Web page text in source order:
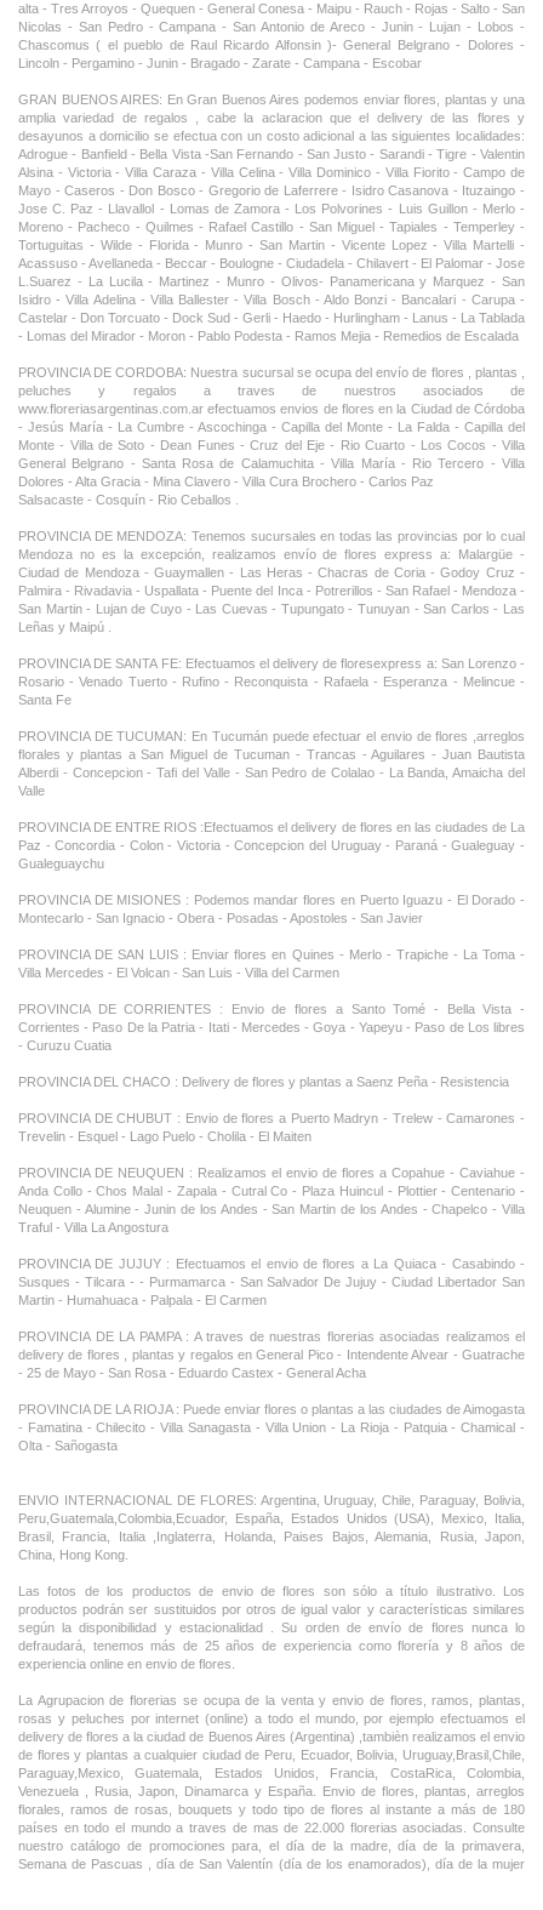
alta - Tres Arroyos - Quequen - General Conesa - Maipu - Rauch - Rojas - Salto - San
Nicolas - San Pedro - Campana - San Antonio de Areco - Junin - Lujan - Lobos -
Chascomus ( el pueblo de Raul Ricardo Alfonsin )- General Belgrano - Dolores -
Lincoln - Pergamino - Junin - Bragado - Zarate - Campana - Escobar
GRAN BUENOS AIRES: En Gran Buenos Aires podemos enviar flores, plantas y una
amplia variedad de regalos , cabe la aclaracion que el delivery de las flores y
desayunos a domicilio se efectua con un costo adicional a las siguientes localidades:
Adrogue - Banfield - Bella Vista -San Fernando - San Justo - Sarandi - Tigre - Valentin
Alsina - Victoria - Villa Caraza - Villa Celina - Villa Dominico - Villa Fiorito - Campo de
Mayo - Caseros - Don Bosco - Gregorio de Laferrere - Isidro Casanova - Ituzaingo -
Jose C. Paz - Llavallol - Lomas de Zamora - Los Polvorines - Luis Guillon - Merlo -
Moreno - Pacheco - Quilmes - Rafael Castillo - San Miguel - Tapiales - Temperley -
Tortuguitas - Wilde - Florida - Munro - San Martin - Vicente Lopez - Villa Martelli -
Acassuso - Avellaneda - Beccar - Boulogne - Ciudadela - Chilavert - El Palomar - Jose
L.Suarez - La Lucila - Martinez - Munro - Olivos- Panamericana y Marquez - San
Isidro - Villa Adelina - Villa Ballester - Villa Bosch - Aldo Bonzi - Bancalari - Carupa -
Castelar - Don Torcuato - Dock Sud - Gerli - Haedo - Hurlingham - Lanus - La Tablada
- Lomas del Mirador - Moron - Pablo Podesta - Ramos Mejia - Remedios de Escalada
PROVINCIA DE CORDOBA: Nuestra sucursal se ocupa del envío de flores , plantas ,
peluches y regalos a traves de nuestros asociados de
www.floreriasargentinas.com.ar efectuamos envios de flores en la Ciudad de Córdoba
- Jesús María - La Cumbre - Ascochinga - Capilla del Monte - La Falda - Capilla del
Monte - Villa de Soto - Dean Funes - Cruz del Eje - Rio Cuarto - Los Cocos - Villa
General Belgrano - Santa Rosa de Calamuchita - Villa María - Rio Tercero - Villa
Dolores - Alta Gracia - Mina Clavero - Villa Cura Brochero - Carlos Paz
Salsacaste - Cosquín - Rio Ceballos .
PROVINCIA DE MENDOZA: Tenemos sucursales en todas las provincias por lo cual
Mendoza no es la excepción, realizamos envío de flores express a: Malargüe -
Ciudad de Mendoza - Guaymallen - Las Heras - Chacras de Coria - Godoy Cruz -
Palmira - Rivadavia - Uspallata - Puente del Inca - Potrerillos - San Rafael - Mendoza -
San Martin - Lujan de Cuyo - Las Cuevas - Tupungato - Tunuyan - San Carlos - Las
Leñas y Maipú .
PROVINCIA DE SANTA FE: Efectuamos el delivery de floresexpress a: San Lorenzo -
Rosario - Venado Tuerto - Rufino - Reconquista - Rafaela - Esperanza - Melincue -
Santa Fe
PROVINCIA DE TUCUMAN: En Tucumán puede efectuar el envio de flores ,arreglos
florales y plantas a San Miguel de Tucuman - Trancas - Aguilares - Juan Bautista
Alberdi - Concepcion - Tafi del Valle - San Pedro de Colalao - La Banda, Amaicha del
Valle
PROVINCIA DE ENTRE RIOS :Efectuamos el delivery de flores en las ciudades de La
Paz - Concordia - Colon - Victoria - Concepcion del Uruguay - Paraná - Gualeguay -
Gualeguaychu
PROVINCIA DE MISIONES : Podemos mandar flores en Puerto Iguazu - El Dorado -
Montecarlo - San Ignacio - Obera - Posadas - Apostoles - San Javier
PROVINCIA DE SAN LUIS : Enviar flores en Quines - Merlo - Trapiche - La Toma -
Villa Mercedes - El Volcan - San Luis - Villa del Carmen
PROVINCIA DE CORRIENTES : Envio de flores a Santo Tomé - Bella Vista -
Corrientes - Paso De la Patria - Itati - Mercedes - Goya - Yapeyu - Paso de Los libres
- Curuzu Cuatia
PROVINCIA DEL CHACO : Delivery de flores y plantas a Saenz Peña - Resistencia
PROVINCIA DE CHUBUT : Envio de flores a Puerto Madryn - Trelew - Camarones -
Trevelin - Esquel - Lago Puelo - Cholila - El Maiten
PROVINCIA DE NEUQUEN : Realizamos el envio de flores a Copahue - Caviahue -
Anda Collo - Chos Malal - Zapala - Cutral Co - Plaza Huincul - Plottier - Centenario -
Neuquen - Alumine - Junin de los Andes - San Martin de los Andes - Chapelco - Villa
Traful - Villa La Angostura
PROVINCIA DE JUJUY : Efectuamos el envio de flores a La Quiaca - Casabindo -
Susques - Tilcara - - Purmamarca - San Salvador De Jujuy - Ciudad Libertador San
Martin - Humahuaca - Palpala - El Carmen
PROVINCIA DE LA PAMPA : A traves de nuestras florerias asociadas realizamos el
delivery de flores , plantas y regalos en General Pico - Intendente Alvear - Guatrache
- 25 de Mayo - San Rosa - Eduardo Castex - General Acha
PROVINCIA DE LA RIOJA : Puede enviar flores o plantas a las ciudades de Aimogasta
- Famatina - Chilecito - Villa Sanagasta - Villa Union - La Rioja - Patquia - Chamical -
Olta - Sañogasta
ENVIO INTERNACIONAL DE FLORES: Argentina, Uruguay, Chile, Paraguay, Bolivia,
Peru,Guatemala,Colombia,Ecuador, España, Estados Unidos (USA), Mexico, Italia,
Brasil, Francia, Italia ,Inglaterra, Holanda, Paises Bajos, Alemania, Rusia, Japon,
China, Hong Kong.
Las fotos de los productos de envio de flores son sólo a título ilustrativo. Los
productos podrán ser sustituidos por otros de igual valor y características similares
según la disponibilidad y estacionalidad . Su orden de envío de flores nunca lo
defraudará, tenemos más de 25 años de experiencia como florería y 8 años de
experiencia online en envio de flores.
La Agrupacion de florerias se ocupa de la venta y envio de flores, ramos, plantas,
rosas y peluches por internet (online) a todo el mundo, por ejemplo efectuamos el
delivery de flores a la ciudad de Buenos Aires (Argentina) ,tambièn realizamos el envio
de flores y plantas a cualquier ciudad de Peru, Ecuador, Bolivia, Uruguay,Brasil,Chile,
Paraguay,Mexico, Guatemala, Estados Unidos, Francia, CostaRica, Colombia,
Venezuela , Rusia, Japon, Dinamarca y España. Envio de flores, plantas, arreglos
florales, ramos de rosas, bouquets y todo tipo de flores al instante a más de 180
países en todo el mundo a traves de mas de 22.000 florerias asociadas. Consulte
nuestro catálogo de promociones para, el día de la madre, día de la primavera,
Semana de Pascuas , día de San Valentín (día de los enamorados), día de la mujer